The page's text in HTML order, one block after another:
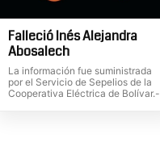
Falleció Inés Alejandra
Abosalech
La información fue suministrada
por el Servicio de Sepelios de la
Cooperativa Eléctrica de Bolívar.-